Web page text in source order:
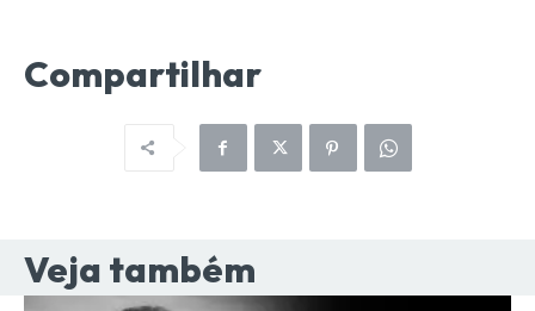
Compartilhar
Veja também